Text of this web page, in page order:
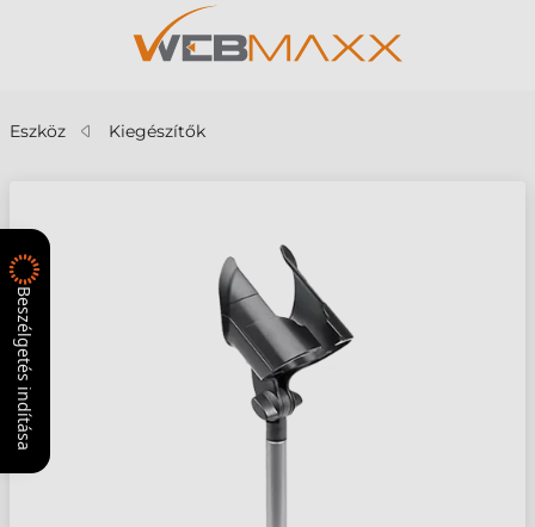
Eszköz Kiegészítők
Beszélgetés indítása